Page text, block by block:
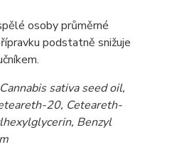
osoby průměrné
podstatně snižuje
sativa seed oil,
20, Ceteareth-
Benzyl